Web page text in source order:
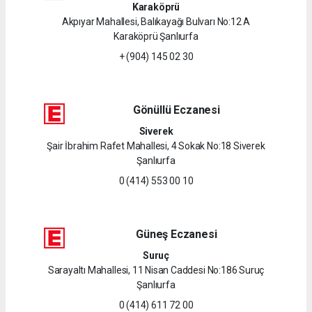
Karaköprü
Akpıyar Mahallesi, Balıkayağı Bulvarı No:12 A
Karaköprü Şanlıurfa
+ (904) 145 02 30
Gönüllü Eczanesi
Siverek
Şair İbrahim Rafet Mahallesi, 4 Sokak No:18 Siverek
Şanlıurfa
0 (414) 553 00 10
Güneş Eczanesi
Suruç
Sarayaltı Mahallesi, 11 Nisan Caddesi No:186 Suruç
Şanlıurfa
0 (414) 611 72 00